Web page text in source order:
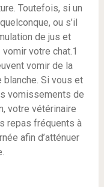
Toutefois, si un
ou s’il
de jus et
votre chat.1
vomir de la
blanche. Si vous et
vomissements de
votre vétérinaire
repas fréquents à
afin d’atténuer